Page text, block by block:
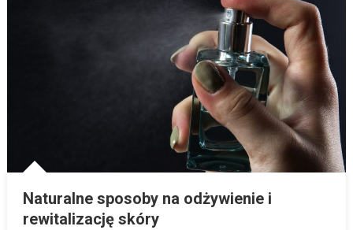
Naturalne sposoby na odżywienie i
rewitalizację skóry